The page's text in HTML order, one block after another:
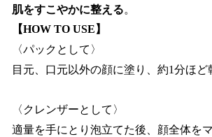
肌をすこやかに整える。
【HOW TO USE】
〈パックとして〉
目元、口元以外の顔に塗り、約1分ほど
〈クレンザーとして〉
適量を手にとり泡立てた後、顔全体を